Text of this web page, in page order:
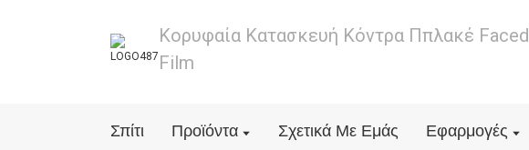
Κορυφαία Κατασκευή Κόντρα Ππλακέ Faced
Film
Σπίτι Προϊόντα Σχετικά Με Εμάς Εφαρμογές